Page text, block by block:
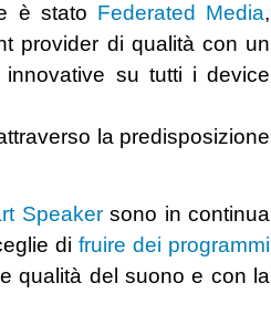
è stato Federated Media,
provider di qualità con un
innovative su tutti i device
la predisposizione
Speakersono in continua
di fruire dei programmi
qualità del suono e con la